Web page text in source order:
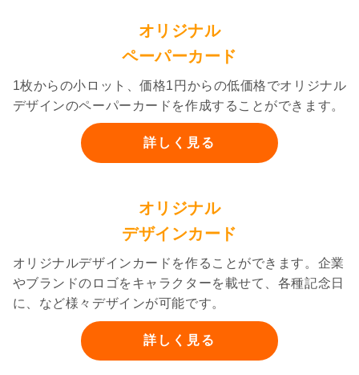
オリジナル
ペーパーカード
1枚からの小ロット、価格1円からの低価格でオリジナル
デザインのペーパーカードを作成することができます。
詳しく見る
オリジナル
デザインカード
オリジナルデザインカードを作ることができます。企業
やブランドのロゴをキャラクターを載せて、各種記念日
に、など様々デザインが可能です。
詳しく見る